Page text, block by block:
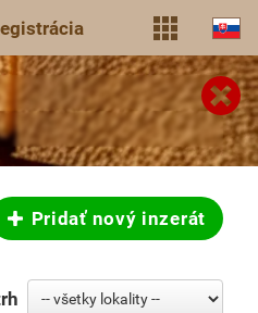
Pridať nový inzerát